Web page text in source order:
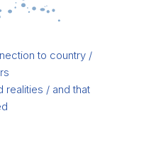
to country /
realities / and that